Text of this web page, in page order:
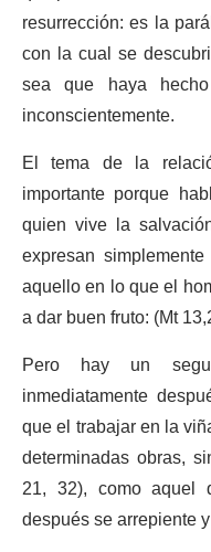
resurrección: es la
con la cual se
sea que haya
inconscientemente.
El tema de la
importante porque
quien vive la
expresan
aquello en lo que el
a dar buen fruto: (Mt
Pero hay un
inmediatamente
que el trabajar en la
determinadas obras,
21, 32), como aquel
después se arrepiente